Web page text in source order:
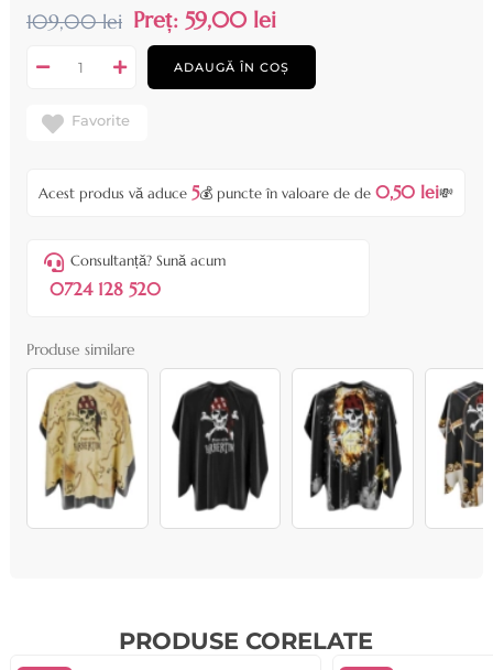
109,00 lei Preț: 59,00 lei
ADAUGĂ ÎN COȘ
Favorite
Acest produs vă aduce 5💰 puncte în valoare de de 0,50 lei💸
Consultanță? Sună acum
0724 128 520
Produse similare
PRODUSE CORELATE